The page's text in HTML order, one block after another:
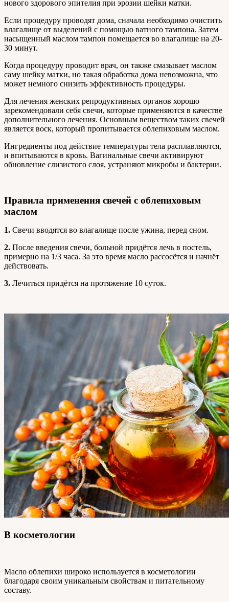
нового здорового эпителия при эрозии шейки матки.
Если процедуру проводят дома, сначала необходимо очистить
влагалище от выделений с помощью ватного тампона. Затем
насыщенный маслом тампон помещается во влагалище на 20-
30 минут.
Когда процедуру проводит врач, он также смазывает маслом
саму шейку матки, но такая обработка дома невозможна, что
может немного снизить эффективность процедуры.
Для лечения женских репродуктивных органов хорошо
зарекомендовали себя свечи, которые применяются в качестве
дополнительного лечения. Основным веществом таких свечей
является воск, который пропитывается облепиховым маслом.
Ингредиенты под действие температуры тела расплавляются,
и впитываются в кровь. Вагинальные свечи активируют
обновление слизистого слоя, устраняют микробы и бактерии.
Правила применения свечей с облепиховым
маслом
1. Свечи вводятся во влагалище после ужина, перед сном.
2. После введения свечи, больной придётся лечь в постель,
примерно на 1/3 часа. За это время масло рассосётся и начнёт
действовать.
3. Лечиться придётся на протяжение 10 суток.
В косметологии
Масло облепихи широко используется в косметологии
благодаря своим уникальным свойствам и питательному
составу.